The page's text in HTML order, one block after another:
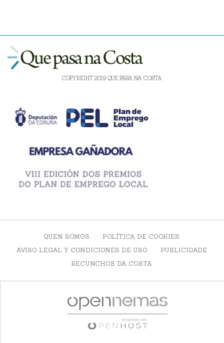
COPYRIGHT 2019 QUE PASA NA COSTA
QUEN SOMOS
POLÍTICA DE COOKIES
AVISO LEGAL Y CONDICIONES DE USO
PUBLICIDADE
RECUNCHOS DA COSTA